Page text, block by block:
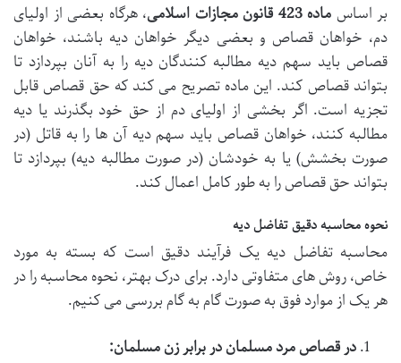
بر اساس ماده 423 قانون مجازات اسلامی
، هرگاه بعضی از اولیای
دم، خواهان قصاص و بعضی دیگر خواهان دیه باشند، خواهان
قصاص باید سهم دیه مطالبه کنندگان دیه را به آنان بپردازد تا
بتواند قصاص کند. این ماده تصریح می کند که حق قصاص قابل
تجزیه است. اگر بخشی از اولیای دم از حق خود بگذرند یا دیه
مطالبه کنند، خواهان قصاص باید سهم دیه آن ها را به قاتل (در
صورت بخشش) یا به خودشان (در صورت مطالبه دیه) بپردازد تا
بتواند حق قصاص را به طور کامل اعمال کند.
نحوه محاسبه دقیق تفاضل دیه
محاسبه تفاضل دیه یک فرآیند دقیق است که بسته به مورد
خاص، روش های متفاوتی دارد. برای درک بهتر، نحوه محاسبه را در
هر یک از موارد فوق به صورت گام به گام بررسی می کنیم.
در قصاص مرد مسلمان در برابر زن مسلمان: